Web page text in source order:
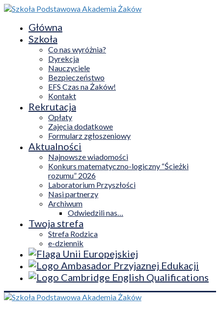
Główna
Szkoła
Co nas wyróżnia?
Dyrekcja
Nauczyciele
Bezpieczeństwo
EFS Czas na Żaków!
Kontakt
Rekrutacja
Opłaty
Zajęcia dodatkowe
Formularz zgłoszeniowy
Aktualności
Najnowsze wiadomości
Konkurs matematyczno-logiczny “Ścieżki
rozumu” 2026
Laboratorium Przyszłości
Nasi partnerzy
Archiwum
Odwiedzili nas…
Twoja strefa
Strefa Rodzica
e-dziennik